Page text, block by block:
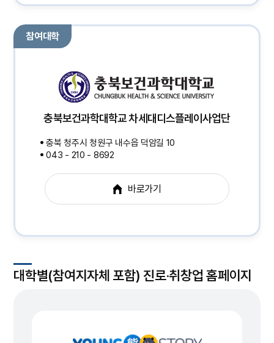
참여대학
충북보건과학대학교 차세대디스플레이사업단
충북 청주시 청원구 내수읍 덕암길 10
043 - 210 - 8692
바로가기
대학별(참여지자체 포함) 진로·취창업 홈페이지